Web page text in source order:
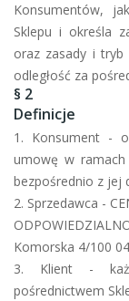
Konsumentów,
Sklepu i określa
oraz zasady i tryb
odległość za
§ 2
Definicje
1. Konsument -
umowę w
bezpośrednio z jej
2. Sprzedawca -
Komorska 4/100
3. Klient -
pośrednictwem